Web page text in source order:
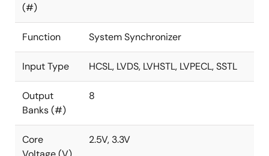
(#)
Function System Synchronizer
Input Type HCSL, LVDS, LVHSTL, LVPECL, SSTL
Output
Banks (#)
8
Core
2.5V, 3.3V